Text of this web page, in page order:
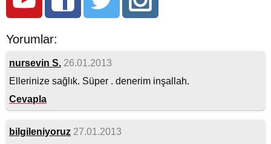
Yorumlar:
nursevin S. 26.01.2013
Ellerinize sağlık. Süper . denerim inşallah.
Cevapla
bilgileniyoruz 27.01.2013